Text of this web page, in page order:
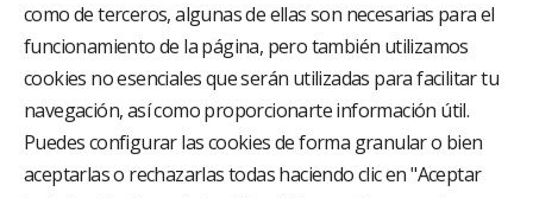
como de terceros, algunas de ellas son necesarias para el
funcionamiento de la página, pero también utilizamos
cookies no esenciales que serán utilizadas para facilitar tu
navegación, así como proporcionarte información útil.
Puedes configurar las cookies de forma granular o bien
aceptarlas o rechazarlas todas haciendo clic en "Aceptar
El Grupo Hospitalario HLA es uno de los proveedores
hospitalarios con mayor presencia en España, creado
con el objetivo de proporcionar el acceso a una
asistencia sanitaria de alto nivel. Nuestra red asistencial
está compuesta por 18 hospitales y 37 centros médicos
multiespecialidad.